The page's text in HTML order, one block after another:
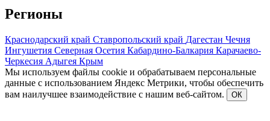
Регионы
Краснодарский край Ставропольский край Дагестан Чечня
Ингушетия Северная Осетия Кабардино-Балкария Карачаево-
Черкесия Адыгея Крым
Мы используем файлы cookie и обрабатываем персональные
данные с использованием Яндекс Метрики, чтобы обеспечить
вам наилучшее взаимодействие с нашим веб-сайтом.
ОК